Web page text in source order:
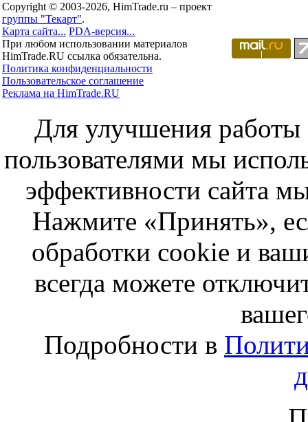
Copyright © 2003-2026, HimTrade.ru – проект
группы "Текарт".
Карта сайта... PDA-версия...
При любом использовании материалов
HimTrade.RU ссылка обязательна.
Политика конфиденциальности
Пользовательское соглашение
Реклама на HimTrade.RU
Для улучшения работы
пользователями мы
эффективности сайта
Нажмите «Принять»,
обработки cookie и
всегда можете
Подробности в